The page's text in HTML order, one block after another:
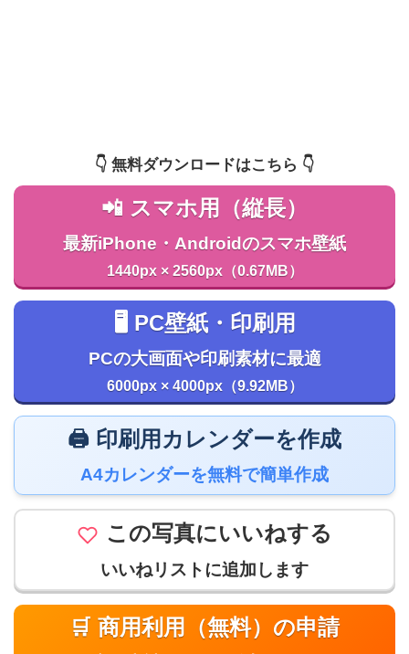
👇️ 無料ダウンロードはこちら 👇️
📲 スマホ用（縦長）
最新iPhone・Androidのスマホ壁紙
1440px × 2560px（0.67MB）
🖥️ PC壁紙・印刷用
PCの大画面や印刷素材に最適
6000px × 4000px（9.92MB）
🖨️ 印刷用カレンダーを作成
A4カレンダーを無料で簡単作成
この写真にいいねする
いいねリストに追加します
🛒 商用利用（無料）の申請